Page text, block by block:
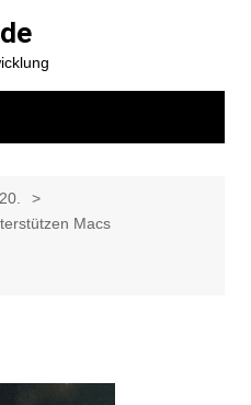
20.
Macs